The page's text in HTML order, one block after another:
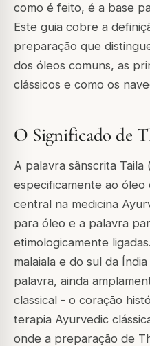
como é feito, é a base
Este guia cobre a
preparação que
dos óleos comuns, as
clássicos e como os
O Significado de
A palavra sânscrita Taila
especificamente ao óleo
central na medicina
para óleo e a palavra
etimologicamente ligadas.
malaiala e do sul da
palavra, ainda
classical - o coração
terapia Ayurvedic
onde a preparação de